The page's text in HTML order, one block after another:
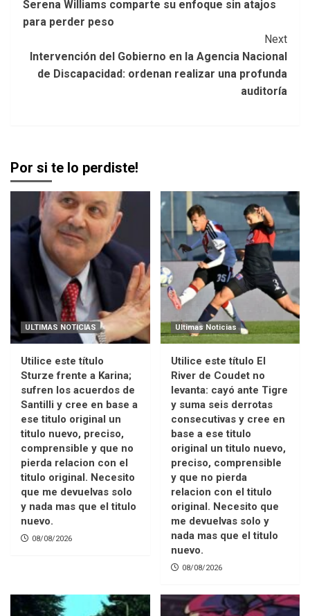
Navigation
Serena Williams comparte su enfoque sin atajos
para perder peso
Next
Intervención del Gobierno en la Agencia Nacional
de Discapacidad: ordenan realizar una profunda
auditoría
Por si te lo perdiste!
ULTIMAS NOTICIAS
Utilice este título
Sturze frente a Karina;
sufren los acuerdos de
Santilli y cree en base a
ese titulo original un
titulo nuevo, preciso,
comprensible y que no
pierda relacion con el
titulo original. Necesito
que me devuelvas solo
y nada mas que el titulo
nuevo.
08/08/2026
Ultimas Noticias
Utilice este título El
River de Coudet no
levanta: cayó ante Tigre
y suma seis derrotas
consecutivas y cree en
base a ese titulo
original un titulo nuevo,
preciso, comprensible
y que no pierda
relacion con el titulo
original. Necesito que
me devuelvas solo y
nada mas que el titulo
nuevo.
08/08/2026